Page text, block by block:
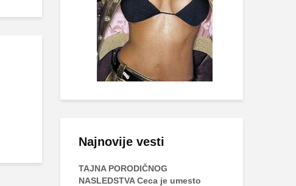
Najnovije vesti
TAJNA PORODIČNOG
NASLEDSTVA Ceca je umesto